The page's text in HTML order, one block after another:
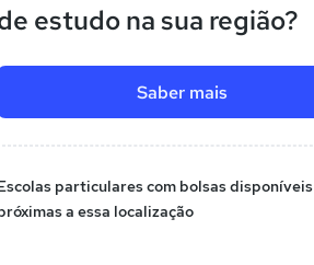
estudo na sua região?
Saber mais
particulares com bolsas disponíveis
a essa localização